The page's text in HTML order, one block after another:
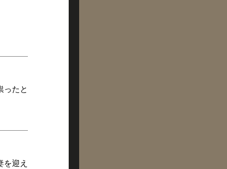
ったと
迎え